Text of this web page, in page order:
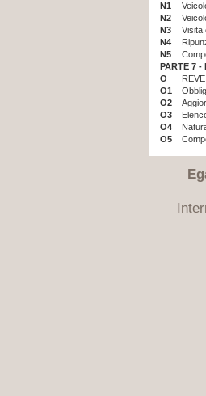
N1
N2
N3
Visita
N4
N5
PARTE 7 -
O
REVE
O1
O2
O3
O4
O5